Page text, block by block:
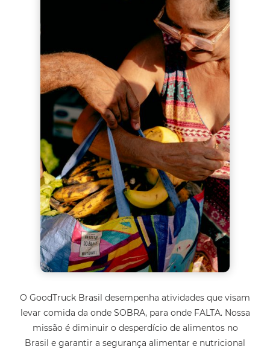
O GoodTruck Brasil desempenha atividades que visam
levar comida da onde SOBRA, para onde FALTA. Nossa
missão é diminuir o desperdício de alimentos no
Brasil e garantir a segurança alimentar e nutricional